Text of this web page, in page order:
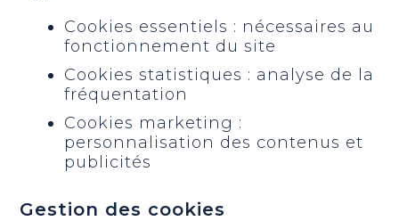
Cookies essentiels : nécessaires au
fonctionnement du site
Cookies statistiques : analyse de la
fréquentation
Cookies marketing :
personnalisation des contenus et
publicités
Gestion des cookies